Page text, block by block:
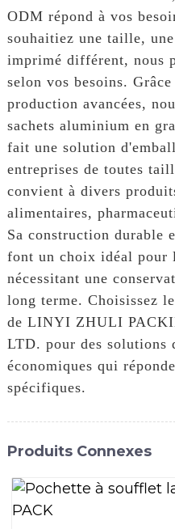
ODM répond à vos
souhaitiez une taille,
imprimé différent, nous
selon vos besoins.
production avancées,
sachets aluminium en
fait une solution
entreprises de toutes
convient à divers
alimentaires,
Sa construction durable
font un choix idéal pour
nécessitant une
long terme. Choisissez
de LINYI ZHULI
LTD. pour des solutions
économiques qui
spécifiques.
Produits Connexes